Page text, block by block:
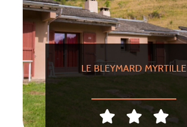
LE BLEYMARD MYRTILLE